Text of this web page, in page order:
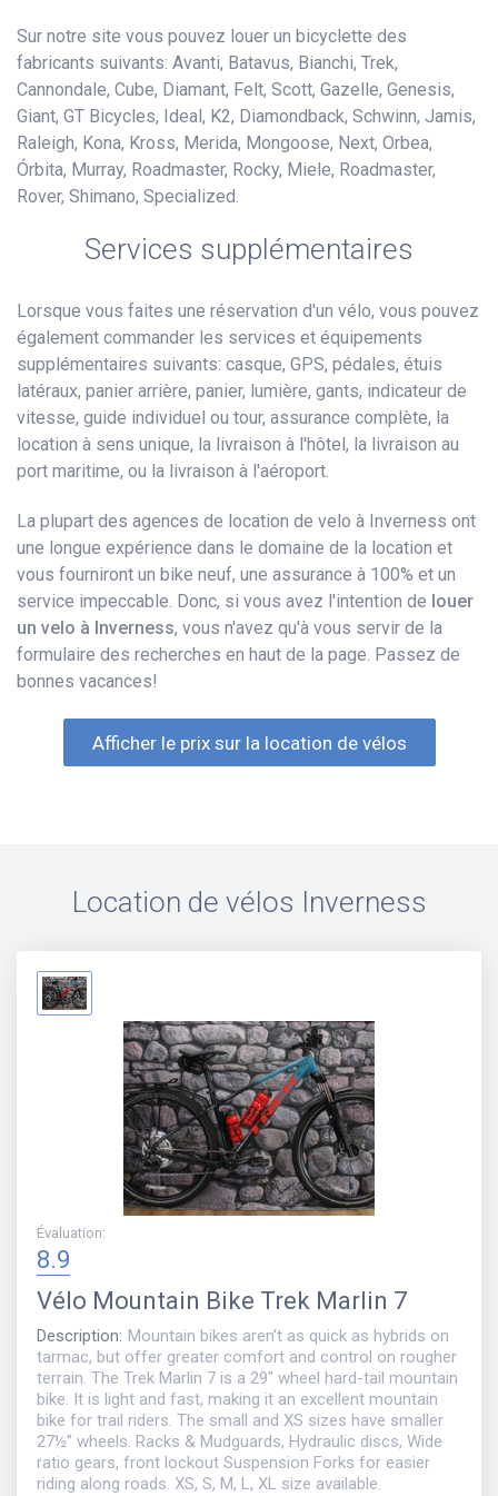
Sur notre site vous pouvez louer un bicyclette des
fabricants suivants: Avanti, Batavus, Bianchi, Trek,
Cannondale, Cube, Diamant, Felt, Scott, Gazelle, Genesis,
Giant, GT Bicycles, Ideal, K2, Diamondback, Schwinn, Jamis,
Raleigh, Kona, Kross, Merida, Mongoose, Next, Orbea,
Órbita, Murray, Roadmaster, Rocky, Miele, Roadmaster,
Rover, Shimano, Specialized.
Services supplémentaires
Lorsque vous faites une réservation d'un vélo, vous pouvez
également commander les services et équipements
supplémentaires suivants: casque, GPS, pédales, étuis
latéraux, panier arrière, panier, lumière, gants, indicateur de
vitesse, guide individuel ou tour, assurance complète, la
location à sens unique, la livraison à l'hôtel, la livraison au
port maritime, ou la livraison à l'aéroport.
La plupart des agences de location de velo à Inverness ont
une longue expérience dans le domaine de la location et
vous fourniront un bike neuf, une assurance à 100% et un
service impeccable. Donc, si vous avez l'intention de louer
un velo à Inverness, vous n'avez qu'à vous servir de la
formulaire des recherches en haut de la page. Passez de
bonnes vacances!
Afficher le prix sur la location de vélos
Location de vélos Inverness
Évaluation:
8.9
Vélo Mountain Bike Trek Marlin 7
Description: Mountain bikes aren't as quick as hybrids on
tarmac, but offer greater comfort and control on rougher
terrain. The Trek Marlin 7 is a 29" wheel hard-tail mountain
bike. It is light and fast, making it an excellent mountain
bike for trail riders. The small and XS sizes have smaller
27½" wheels. Racks & Mudguards, Hydraulic discs, Wide
ratio gears, front lockout Suspension Forks for easier
riding along roads. XS, S, M, L, XL size available.